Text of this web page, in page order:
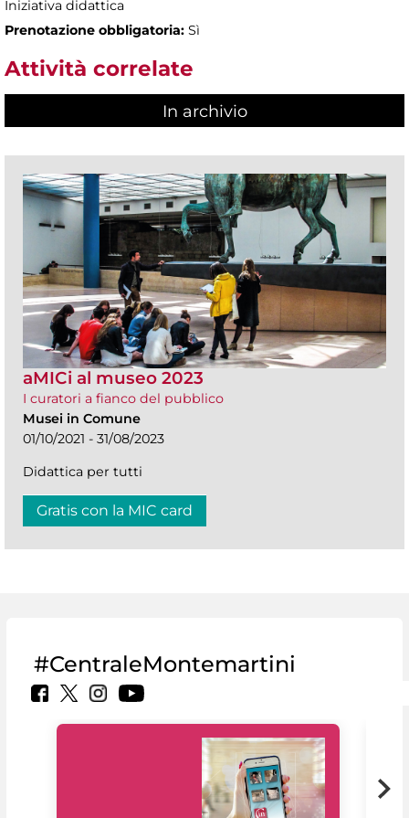
Iniziativa didattica
Prenotazione obbligatoria: Sì
Attività correlate
In archivio
aMICi al museo 2023
I curatori a fianco del pubblico
Musei in Comune
01/10/2021 - 31/08/2023
Didattica per tutti
Gratis con la MIC card
#CentraleMontemartini